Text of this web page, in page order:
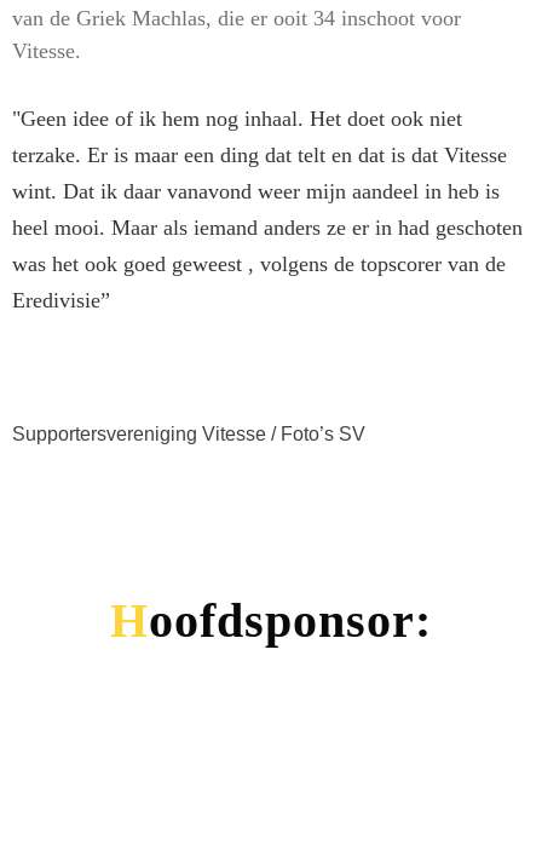
van de Griek Machlas, die er ooit 34 inschoot voor
Vitesse.
"Geen idee of ik hem nog inhaal. Het doet ook niet
terzake. Er is maar een ding dat telt en dat is dat Vitesse
wint. Dat ik daar vanavond weer mijn aandeel in heb is
heel mooi. Maar als iemand anders ze er in had geschoten
was het ook goed geweest , volgens de topscorer van de
Eredivisie”
Supportersvereniging Vitesse / Foto’s SV
Hoofdsponsor: